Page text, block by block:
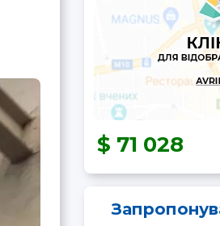
71 028